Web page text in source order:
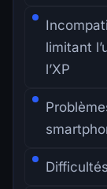
limitant
l’XP